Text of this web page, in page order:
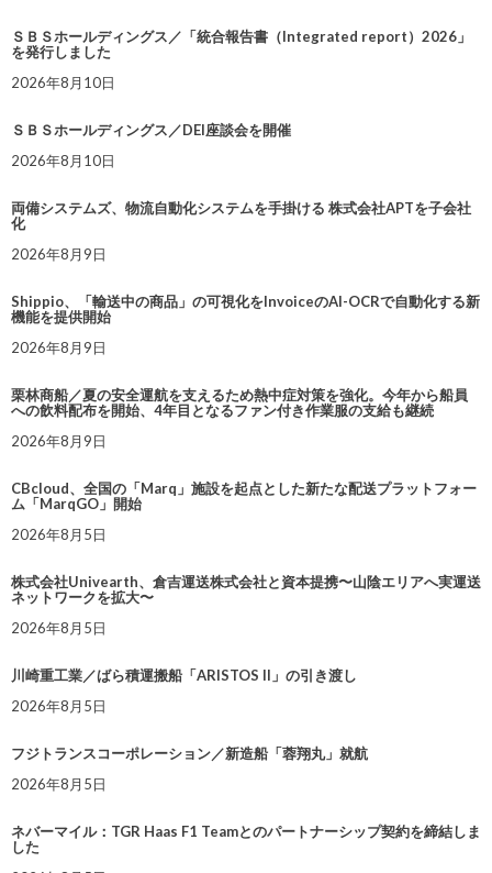
ＳＢＳホールディングス／「統合報告書（Integrated report）2026」
を発行しました
2026年8月10日
ＳＢＳホールディングス／DEI座談会を開催
2026年8月10日
両備システムズ、物流自動化システムを手掛ける 株式会社APTを子会社
化
2026年8月9日
Shippio、「輸送中の商品」の可視化をInvoiceのAI-OCRで自動化する新
機能を提供開始
2026年8月9日
栗林商船／夏の安全運航を支えるため熱中症対策を強化。今年から船員
への飲料配布を開始、4年目となるファン付き作業服の支給も継続
2026年8月9日
CBcloud、全国の「Marq」施設を起点とした新たな配送プラットフォー
ム「MarqGO」開始
2026年8月5日
株式会社Univearth、倉吉運送株式会社と資本提携〜山陰エリアへ実運送
ネットワークを拡大〜
2026年8月5日
川崎重工業／ばら積運搬船「ARISTOS II」の引き渡し
2026年8月5日
フジトランスコーポレーション／新造船「蓉翔丸」就航
2026年8月5日
ネバーマイル：TGR Haas F1 Teamとのパートナーシップ契約を締結しま
した